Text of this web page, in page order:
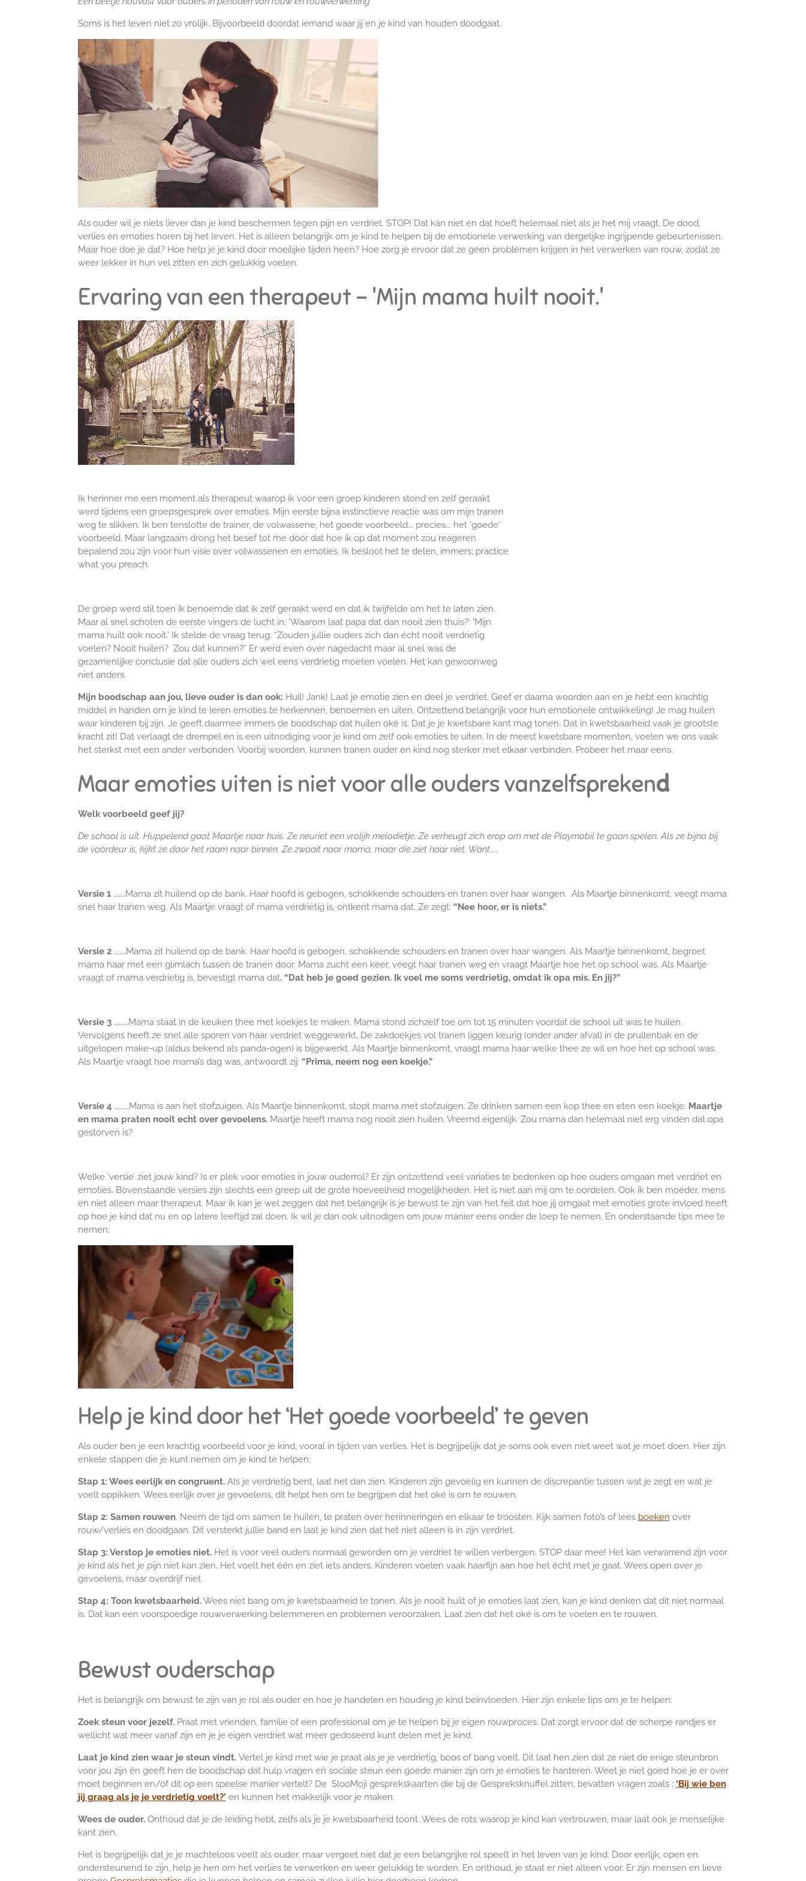
Soms is het leven niet zo vrolijk. Bijvoorbeeld doordat iemand waar jij en je kind van houden doodgaat.
Als ouder wil je niets liever dan je kind beschermen tegen pijn en verdriet. STOP! Dat kán niet én dat hóeft helemaal niet als je het mij vraagt. De dood,
verlies en emoties horen bij het leven. Het is alleen belangrijk om je kind te helpen bij de emotionele verwerking van dergelijke ingrijpende gebeurtenissen.
Maar hoe doe je dat? Hoe help je je kind door moeilijke tijden heen? Hoe zorg je ervoor dat ze geen problemen krijgen in het verwerken van rouw, zodat ze
weer lekker in hun vel zitten en zich gelukkig voelen.
Ervaring van een therapeut - 'Mijn mama huilt nooit.'
Ik herinner me een moment als therapeut waarop ik voor een groep kinderen stond en zelf geraakt
werd tijdens een groepsgesprek over emoties. Mijn eerste bijna instinctieve reactie was om mijn tranen
weg te slikken. Ik ben tenslotte de trainer, de volwassene, het goede voorbeeld... precies... het 'goede'
voorbeeld. Maar langzaam drong het besef tot me door dat hoe ik op dat moment zou reageren
bepalend zou zijn voor hun visie over volwassenen en emoties. Ik besloot het te delen, immers; practice
what you preach.
De groep werd stil toen ik benoemde dat ik zelf geraakt werd en dat ik twijfelde om het te laten zien.
Maar al snel schoten de eerste vingers de lucht in; 'Waarom laat papa dat dan nooit zien thuis?' 'Mijn
mama huilt ook nooit.' Ik stelde de vraag terug: “Zouden jullie ouders zich dan écht nooit verdrietig
voelen? Nooit huilen? Zou dat kunnen?” Er werd even over nagedacht maar al snel was de
gezamenlijke conclusie dat alle ouders zich wel eens verdrietig moeten voelen. Het kan gewoonweg
niet anders.
Mijn boodschap aan jou, lieve ouder is dan ook: Huil! Jank! Laat je emotie zien en deel je verdriet. Geef er daarna woorden aan en je hebt een krachtig
middel in handen om je kind te leren emoties te herkennen, benoemen en uiten. Ontzettend belangrijk voor hun emotionele ontwikkeling! Je mag huilen
waar kinderen bij zijn. Je geeft daarmee immers de boodschap dat huilen oké is. Dat je je kwetsbare kant mag tonen. Dat in kwetsbaarheid vaak je grootste
kracht zit! Dat verlaagt de drempel en is een uitnodiging voor je kind om zelf ook emoties te uiten. In de meest kwetsbare momenten, voelen we ons vaak
het sterkst met een ander verbonden. Voorbij woorden, kunnen tranen ouder en kind nog sterker met elkaar verbinden. Probeer het maar eens.
Maar emoties uiten is niet voor alle ouders vanzelfsprekend
Welk voorbeeld geef jij?
De school is uit. Huppelend gaat Maartje naar huis. Ze neuriet een vrolijk melodietje. Ze verheugt zich erop om met de Playmobil te gaan spelen. Als ze bijna bij
de voordeur is, kijkt ze door het raam naar binnen. Ze zwaait naar mama, maar die ziet haar niet. Want……
Versie 1……..Mama zit huilend op de bank. Haar hoofd is gebogen, schokkende schouders en tranen over haar wangen. Als Maartje binnenkomt, veegt mama
snel haar tranen weg. Als Maartje vraagt of mama verdrietig is, ontkent mama dat. Ze zegt: “Nee hoor, er is niets.”
Versie 2……..Mama zit huilend op de bank. Haar hoofd is gebogen, schokkende schouders en tranen over haar wangen. Als Maartje binnenkomt, begroet
mama haar met een glimlach tussen de tranen door. Mama zucht een keer, veegt haar tranen weg en vraagt Maartje hoe het op school was. Als Maartje
vraagt of mama verdrietig is, bevestigt mama dat. “Dat heb je goed gezien. Ik voel me soms verdrietig, omdat ik opa mis. En jij?”
Versie 3……….Mama staat in de keuken thee met koekjes te maken. Mama stond zichzelf toe om tot 15 minuten voordat de school uit was te huilen.
Vervolgens heeft ze snel alle sporen van haar verdriet weggewerkt. De zakdoekjes vol tranen liggen keurig (onder ander afval) in de prullenbak en de
uitgelopen make-up (aldus bekend als panda-ogen) is bijgewerkt. Als Maartje binnenkomt, vraagt mama haar welke thee ze wil en hoe het op school was.
Als Maartje vraagt hoe mama’s dag was, antwoordt zij: “Prima, neem nog een koekje.”
Versie 4 ……….Mama is aan het stofzuigen. Als Maartje binnenkomt, stopt mama met stofzuigen. Ze drinken samen een kop thee en eten een koekje. Maartje
en mama praten nooit echt over gevoelens.Maartje heeft mama nog nooit zien huilen. Vreemd eigenlijk. Zou mama dan helemaal niet erg vinden dat opa
gestorven is?
Welke ‘versie’ ziet jouw kind? Is er plek voor emoties in jouw ouderrol? Er zijn ontzettend veel variaties te bedenken op hoe ouders omgaan met verdriet en
emoties. Bovenstaande versies zijn slechts een greep uit de grote hoeveelheid mogelijkheden. Het is niet aan mij om te oordelen. Ook ik ben moeder, mens
en niet alleen maar therapeut. Maar ik kan je wel zeggen dat het belangrijk is je bewust te zijn van het feit dat hoe jíj omgaat met emoties grote invloed heeft
op hoe je kind dat nu en op latere leeftijd zal doen. Ik wil je dan ook uitnodigen om jouw manier eens onder de loep te nemen. En onderstaande tips mee te
nemen;
Help je kind door het ‘Het goede voorbeeld’ te geven
Als ouder ben je een krachtig voorbeeld voor je kind, vooral in tijden van verlies. Het is begrijpelijk dat je soms ook even niet weet wat je moet doen. Hier zijn
enkele stappen die je kunt nemen om je kind te helpen:
Stap 1: Wees eerlijk en congruent.Als je verdrietig bent, laat het dan zien. Kinderen zijn gevoelig en kunnen de discrepantie tussen wat je zegt en wat je
voelt oppikken. Wees eerlijk over je gevoelens, dit helpt hen om te begrijpen dat het oké is om te rouwen.
Stap 2: Samen rouwen. Neem de tijd om samen te huilen, te praten over herinneringen en elkaar te troosten. Kijk samen foto’s of lees boeken over
rouw/verlies en doodgaan. Dit versterkt jullie band en laat je kind zien dat het niet alleen is in zijn verdriet.
Stap 3: Verstop je emoties niet.Het is voor veel ouders normaal geworden om je verdriet te willen verbergen. STOP daar mee! Het kan verwarrend zijn voor
je kind als het je pijn niet kan zien. Het voelt het één en ziet iets anders. Kinderen voelen vaak haarfijn aan hoe het écht met je gaat. Wees open over je
gevoelens, maar overdrijf niet.
Stap 4: Toon kwetsbaarheid.Wees niet bang om je kwetsbaarheid te tonen. Als je nooit huilt of je emoties laat zien, kan je kind denken dat dit niet normaal
is. Dat kan een voorspoedige rouwverwerking belemmeren en problemen veroorzaken. Laat zien dat het oké is om te voelen en te rouwen.
Bewust ouderschap
Het is belangrijk om bewust te zijn van je rol als ouder en hoe je handelen en houding je kind beïnvloeden. Hier zijn enkele tips om je te helpen:
Zoek steun voor jezelf.Praat met vrienden, familie of een professional om je te helpen bij je eigen rouwproces. Dat zorgt ervoor dat de scherpe randjes er
wellicht wat meer vanaf zijn en je je eigen verdriet wat meer gedoseerd kunt delen met je kind.
Laat je kind zien waar je steun vindt. Vertel je kind met wie je praat als je je verdrietig, boos of bang voelt. Dit laat hen zien dat ze niet de enige steunbron
voor jou zijn én geeft hen de boodschap dat hulp vragen en sociale steun een goede manier zijn om je emoties te hanteren. Weet je niet goed hoe je er over
moet beginnen en/of dit op een speelse manier vertelt? De SlooMoji gesprekskaarten die bij de Gespreksknuffel zitten, bevatten vragen zoals ; ‘Bij wie ben
jij graag als je je verdrietig voelt?’ en kunnen het makkelijk voor je maken.
Wees de ouder.Onthoud dat je de leiding hebt, zelfs als je je kwetsbaarheid toont. Wees de rots waarop je kind kan vertrouwen, maar laat ook je menselijke
kant zien.
Het is begrijpelijk dat je je machteloos voelt als ouder, maar vergeet niet dat je een belangrijke rol speelt in het leven van je kind. Door eerlijk, open en
ondersteunend te zijn, help je hen om het verlies te verwerken en weer gelukkig te worden. En onthoud, je staat er niet alleen voor. Er zijn mensen en lieve